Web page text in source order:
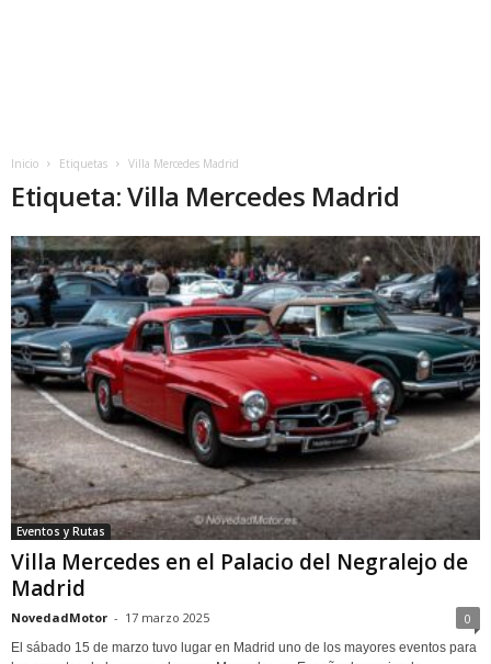
Inicio Etiquetas Villa Mercedes Madrid
Etiqueta: Villa Mercedes Madrid
Eventos y Rutas
Villa Mercedes en el Palacio del Negralejo de
Madrid
NovedadMotor - 17 marzo 2025 0
El sábado 15 de marzo tuvo lugar en Madrid uno de los mayores eventos para